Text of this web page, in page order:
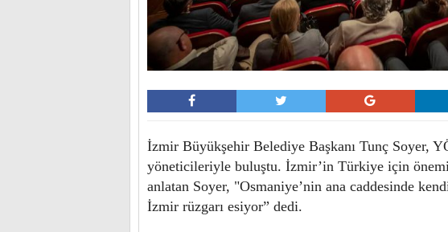
İzmir Büyükşehir Belediye Başkanı Tunç Soyer,
yöneticileriyle buluştu. İzmir’in Türkiye için
anlatan Soyer, "Osmaniye’nin ana caddesinde
İzmir rüzgarı esiyor” dedi.